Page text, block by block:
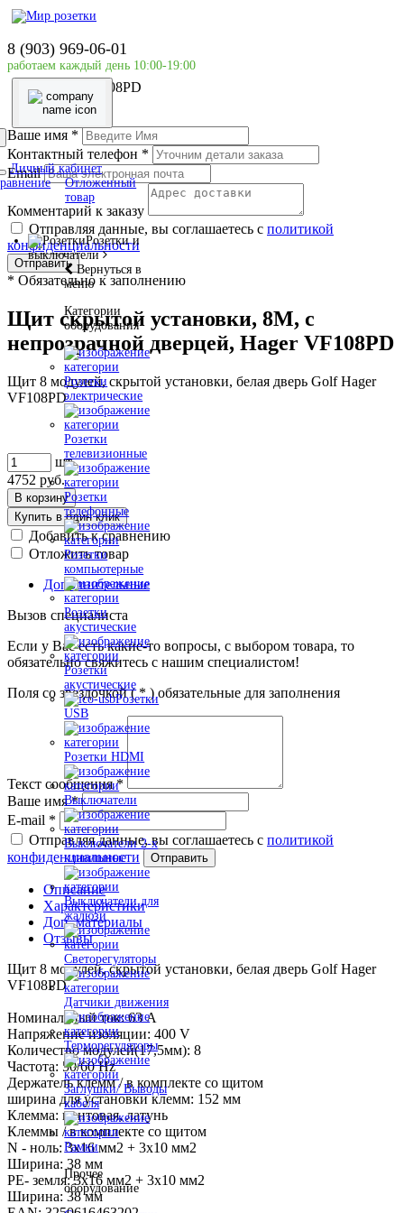
8 (903) 969-06-01
работаем каждый день 10:00-19:00
Личный кабинет
Отложенный
товар
Розетки и
выключатели
Вернуться в
меню
Категории
оборудования
Розетки
электрические
Розетки
телевизионные
Розетки
телефонные
Розетки
компьютерные
Розетки
акустические
Розетки
акустические
Розетки
USB
Розетки HDMI
Выключатели
Выключатели 2-х
клавишные
Выключатели для
жалюзи
Светорегуляторы
Датчики движения
Терморегуляторы
Заглушки/ Выводы
кабеля
Рамки
Прочее
оборудование
Главная страница
Внутренней установки
Щит скрытой установки, 8М, с непрозрачной дверцей,
Hager VF108PD
Ваше имя *
Контактный телефон *
Email
Комментарий к заказу
Отправляя данные, вы соглашаетесь с политикой
конфиденциальности
Отправить
* Обязательно к заполнению
Щит скрытой установки, 8М, с
непрозрачной дверцей, Hager VF108PD
Щит 8 модулей, скрытой установки, белая дверь Golf Hager
VF108PD
шт
4752 руб.
В корзину
Купить в один клик
Добавить к сравнению
Отложить товар
Дополнительные
Вызов специалиста
Если у Вас есть какие-то вопросы, с выбором товара, то
обязательно свяжитесь с нашим специалистом!
Поля со звездочкой (* ) обязательные для заполнения
Текст сообщения*
Ваше имя*
E-mail *
Отправляя данные, вы соглашаетесь с политикой
конфиденциальности
Отправить
Описание
Характеристики
Доп. материалы
Отзывы
Щит 8 модулей, скрытой установки, белая дверь Golf Hager
VF108PD
Номинальный ток: 63 A
Напряжение изоляции: 400 V
Количество модулей(17,5мм): 8
Частота: 50/60 Hz
Держатель клемм / в комплекте со щитом
ширина для установки клемм: 152 мм
Клемма: винтовая, латунь
Клеммы / в комплекте со щитом
N - ноль: 3х16 мм2 + 3х10 мм2
Ширина: 38 мм
PE- земля: 3х16 мм2 + 3х10 мм2
Ширина: 38 мм